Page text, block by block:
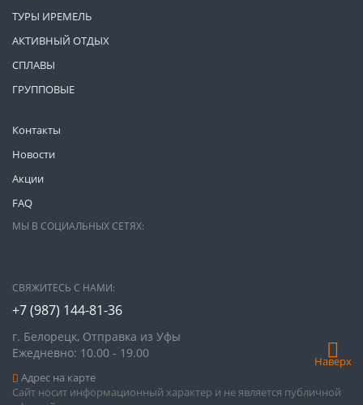
Наверх
Контакты
Новости
Акции
FAQ
ТУРЫ ИРЕМЕЛЬ
АКТИВНЫЙ ОТДЫХ
СПЛАВЫ
ГРУППОВЫЕ
МЫ В СОЦИАЛЬНЫХ СЕТЯХ:
СВЯЖИТЕСЬ С НАМИ:
+7 (987) 144-81-36
г. Белорецк, Отправка из Уфы
Ежедневно: 10.00 - 19.00
Адрес на карте
Сайт носит информационный характер и не является публичной